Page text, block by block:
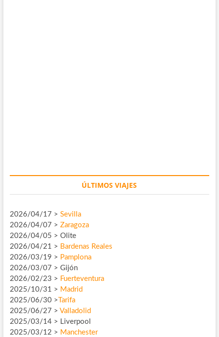
ÚLTIMOS VIAJES
2026/04/17 > Sevilla
2026/04/07 > Zaragoza
2026/04/05 > Olite
2026/04/21 > Bardenas Reales
2026/03/19 > Pamplona
2026/03/07 > Gijón
2026/02/23 > Fuerteventura
2025/10/31 > Madrid
2025/06/30 > Tarifa
2025/06/27 > Valladolid
2025/03/14 > Liverpool
2025/03/12 > Manchester